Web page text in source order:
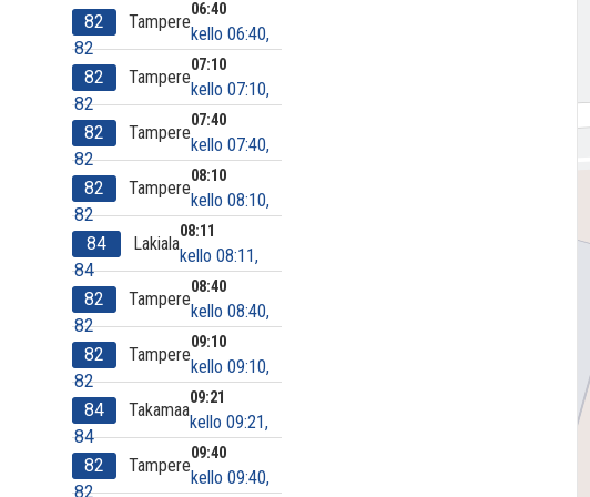
82
82
Tampere
06:40
kello 06:40,
82
82
Tampere
07:10
kello 07:10,
82
82
Tampere
07:40
kello 07:40,
82
82
Tampere
08:10
kello 08:10,
84
84
Lakiala
08:11
kello 08:11,
82
82
Tampere
08:40
kello 08:40,
82
82
Tampere
09:10
kello 09:10,
84
84
Takamaa
09:21
kello 09:21,
82
82
Tampere
09:40
kello 09:40,